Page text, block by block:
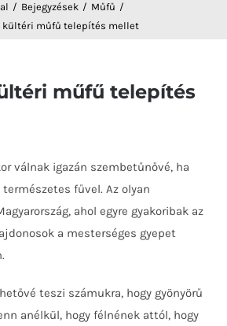
Bejegyzések
Műfű
kültéri műfű telepítés mellet
műfű telepítés
válnak igazán szembetűnővé, ha
fűvel. Az olyan
ahol egyre gyakoribak az
a mesterséges gyepet
teszi számukra, hogy gyönyörű
anélkül, hogy félnének attól, hogy